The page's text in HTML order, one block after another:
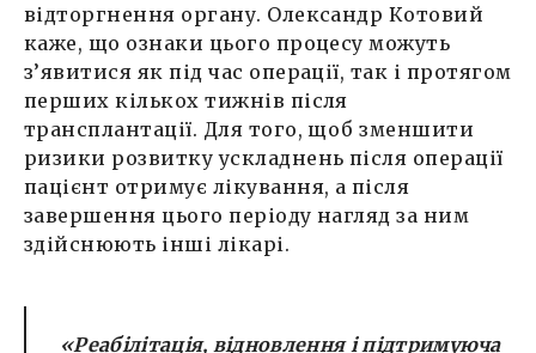
відторгнення органу. Олександр Котовий
каже, що ознаки цього процесу можуть
з’явитися як під час операції, так і протягом
перших кількох тижнів після
трансплантації. Для того, щоб зменшити
ризики розвитку ускладнень після операції
пацієнт отримує лікування, а після
завершення цього періоду нагляд за ним
здійснюють інші лікарі.
«Реабілітація, відновлення і підтримуюча